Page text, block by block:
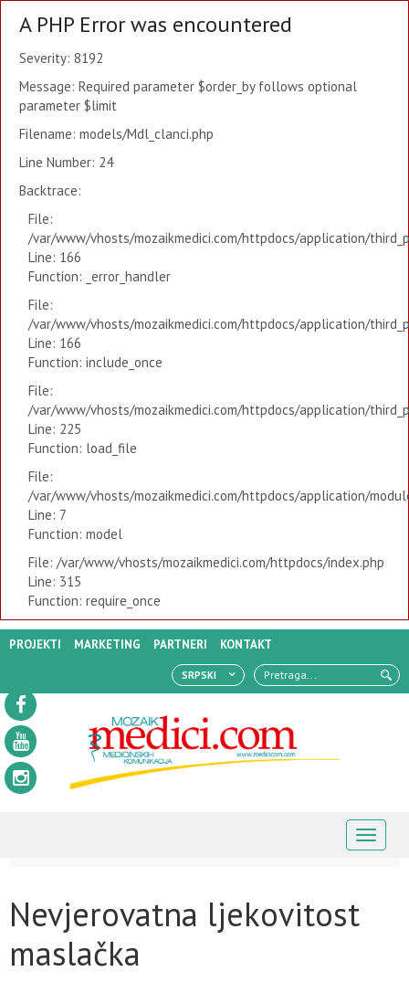
A PHP Error was encountered
Severity: 8192
Message: Required parameter $order_by follows optional
parameter $limit
Filename: models/Mdl_clanci.php
Line Number: 24
Backtrace:
File:
/var/www/vhosts/mozaikmedici.com/httpdocs/application/
Line: 166
Function: _error_handler
File:
/var/www/vhosts/mozaikmedici.com/httpdocs/application/
Line: 166
Function: include_once
File:
/var/www/vhosts/mozaikmedici.com/httpdocs/application/
Line: 225
Function: load_file
File:
/var/www/vhosts/mozaikmedici.com/httpdocs/application/
Line: 7
Function: model
File: /var/www/vhosts/mozaikmedici.com/httpdocs/index.php
Line: 315
Function: require_once
PROJEKTI MARKETING PARTNERI KONTAKT
SRPSKI
Nevjerovatna ljekovitost
maslačka